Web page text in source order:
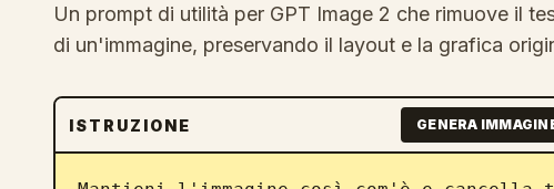
Un prompt di utilità per GPT Image 2 che rimuove il
di un'immagine, preservando il layout e la grafica
ISTRUZIONE GENERA